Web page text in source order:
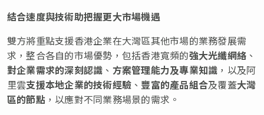
結合速度與技術助把握更大市場機遇
雙方將重點支援香港企業在大灣區其他市場的業務發展需
求，整合各自的市場優勢，包括香港寬頻的強大光纖網絡 、
對企業需求的深刻認識 、 方案管理能力及專業知識 ，以及阿
里雲支援本地企業的技術經驗 、 豐富的產品組合及覆蓋大灣
區的節點 ，以應對不同業務場景的需求。